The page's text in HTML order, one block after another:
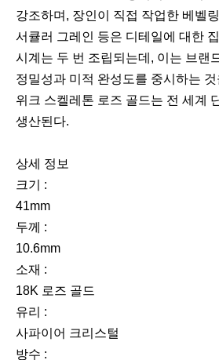
강조하며, 장인이 직접 작업한 베벨
서큘러 그레인 등은 디테일에 대한
시계는 두 번 조립되는데, 이는 브랜
정밀성과 미적 완성도를 중시하는
위크 스켈레톤 로즈 골드는 전 세계
생산된다.
상세 정보
크기 :
41mm
두께 :
10.6mm
소재 :
18K 로즈 골드
유리 :
사파이어 크리스털
방수 :